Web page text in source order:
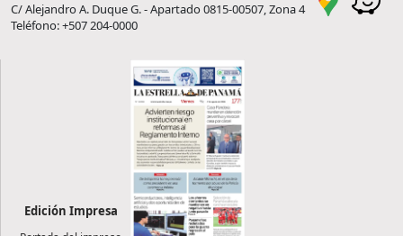
C/ Alejandro A. Duque G. - Apartado 0815-00507, Zona 4
Teléfono: +507 204-0000
Edición Impresa